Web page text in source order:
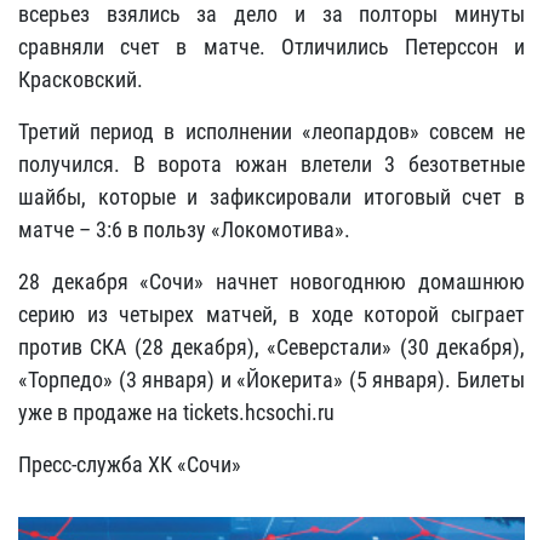
всерьез взялись за дело и за полторы минуты
сравняли счет в матче. Отличились Петерссон и
Красковский.
Третий период в исполнении «леопардов» совсем не
получился. В ворота южан влетели 3 безответные
шайбы, которые и зафиксировали итоговый счет в
матче – 3:6 в пользу «Локомотива».
28 декабря «Сочи» начнет новогоднюю домашнюю
серию из четырех матчей, в ходе которой сыграет
против СКА (28 декабря), «Северстали» (30 декабря),
«Торпедо» (3 января) и «Йокерита» (5 января). Билеты
уже в продаже на tickets.hcsochi.ru
Пресс-служба ХК «Сочи»